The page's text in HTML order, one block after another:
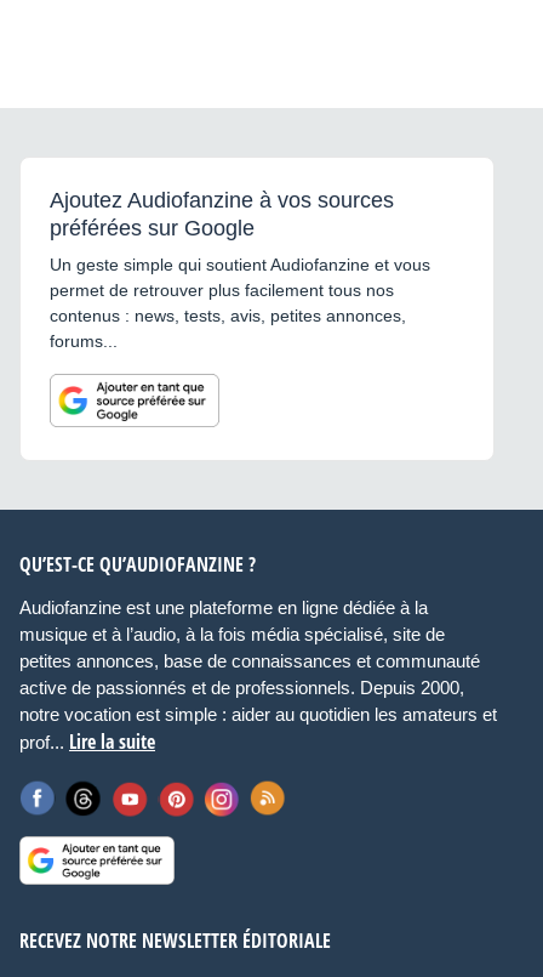
Ajoutez Audiofanzine à vos sources
préférées sur Google
Un geste simple qui soutient Audiofanzine et vous
permet de retrouver plus facilement tous nos
contenus : news, tests, avis, petites annonces,
forums...
QU’EST-CE QU’AUDIOFANZINE ?
Audiofanzine est une plateforme en ligne dédiée à la
musique et à l’audio, à la fois média spécialisé, site de
petites annonces, base de connaissances et communauté
active de passionnés et de professionnels. Depuis 2000,
notre vocation est simple : aider au quotidien les amateurs et
prof... Lire la suite
RECEVEZ NOTRE NEWSLETTER ÉDITORIALE